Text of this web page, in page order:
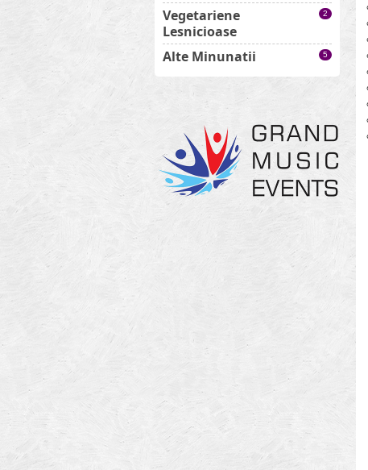
Vegetariene
Lesnicioase
2
Alte Minunatii 5